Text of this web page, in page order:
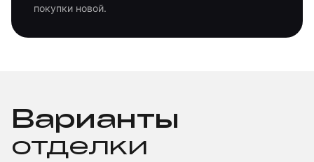
покупки новой.
Варианты
отделки